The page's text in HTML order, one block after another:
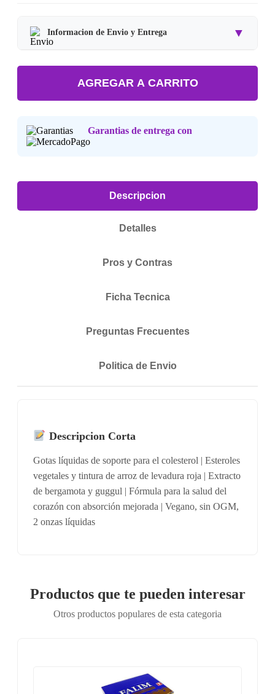
Informacion de Envio y Entrega ▼
Tipo de producto:Producto Importado.
Tiempo de entrega:Estimado de 7 a 15 dias habiles.
Consulta nuestra Politica de Devoluciones.
AGREGAR A CARRITO
Garantias de entrega con
Descripcion
Detalles
Pros y Contras
Ficha Tecnica
Preguntas Frecuentes
Politica de Envio
Descripcion Corta
Gotas líquidas de soporte para el colesterol | Esteroles
vegetales y tintura de arroz de levadura roja | Extracto
de bergamota y guggul | Fórmula para la salud del
corazón con absorción mejorada | Vegano, sin OGM,
2 onzas líquidas
Productos que te pueden interesar
Otros productos populares de esta categoria